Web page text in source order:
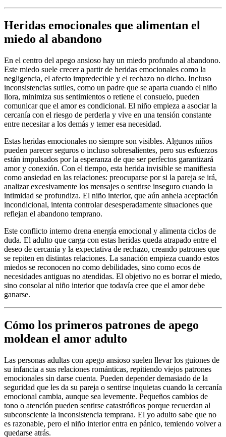
Heridas emocionales que alimentan el
miedo al abandono
En el centro del apego ansioso hay un miedo profundo al abandono.
Este miedo suele crecer a partir de heridas emocionales como la
negligencia, el afecto impredecible y el rechazo no dicho. Incluso
inconsistencias sutiles, como un padre que se aparta cuando el niño
llora, minimiza sus sentimientos o retiene el consuelo, pueden
comunicar que el amor es condicional. El niño empieza a asociar la
cercanía con el riesgo de perderla y vive en una tensión constante
entre necesitar a los demás y temer esa necesidad.
Estas heridas emocionales no siempre son visibles. Algunos niños
pueden parecer seguros o incluso sobresalientes, pero sus esfuerzos
están impulsados por la esperanza de que ser perfectos garantizará
amor y conexión. Con el tiempo, esta herida invisible se manifiesta
como ansiedad en las relaciones: preocuparse por si la pareja se irá,
analizar excesivamente los mensajes o sentirse inseguro cuando la
intimidad se profundiza. El niño interior, que aún anhela aceptación
incondicional, intenta controlar desesperadamente situaciones que
reflejan el abandono temprano.
Este conflicto interno drena energía emocional y alimenta ciclos de
duda. El adulto que carga con estas heridas queda atrapado entre el
deseo de cercanía y la expectativa de rechazo, creando patrones que
se repiten en distintas relaciones. La sanación empieza cuando estos
miedos se reconocen no como debilidades, sino como ecos de
necesidades antiguas no atendidas. El objetivo no es borrar el miedo,
sino consolar al niño interior que todavía cree que el amor debe
ganarse.
Cómo los primeros patrones de apego
moldean el amor adulto
Las personas adultas con apego ansioso suelen llevar los guiones de
su infancia a sus relaciones románticas, repitiendo viejos patrones
emocionales sin darse cuenta. Pueden depender demasiado de la
seguridad que les da su pareja o sentirse inquietas cuando la cercanía
emocional cambia, aunque sea levemente. Pequeños cambios de
tono o atención pueden sentirse catastróficos porque recuerdan al
subconsciente la inconsistencia temprana. El yo adulto sabe que no
es razonable, pero el niño interior entra en pánico, temiendo volver a
quedarse atrás.